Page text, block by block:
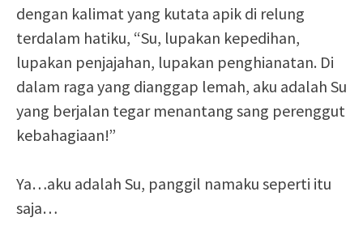
dengan kalimat yang kutata apik di relung
terdalam hatiku, “Su, lupakan kepedihan,
lupakan penjajahan, lupakan penghianatan. Di
dalam raga yang dianggap lemah, aku adalah Su
yang berjalan tegar menantang sang perenggut
kebahagiaan!”
Ya…aku adalah Su, panggil namaku seperti itu
saja…